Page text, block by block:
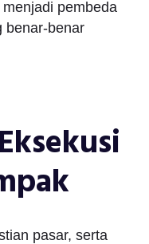
pembeda
benar-benar
pasar, serta